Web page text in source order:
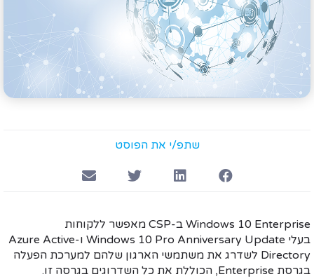
שתפ/י את הפוסט
Windows 10 Enterprise ב-CSP מאפשר ללקוחות
Windows 10 Pro Anniversaryו- Azure Active
את משתמשי הארגון שלהם למערכת הפעלה
, הכוללת את כל השדרוגים בגרסה זו.